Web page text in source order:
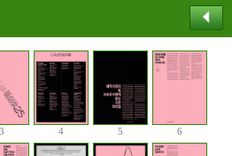
3 4 5 6